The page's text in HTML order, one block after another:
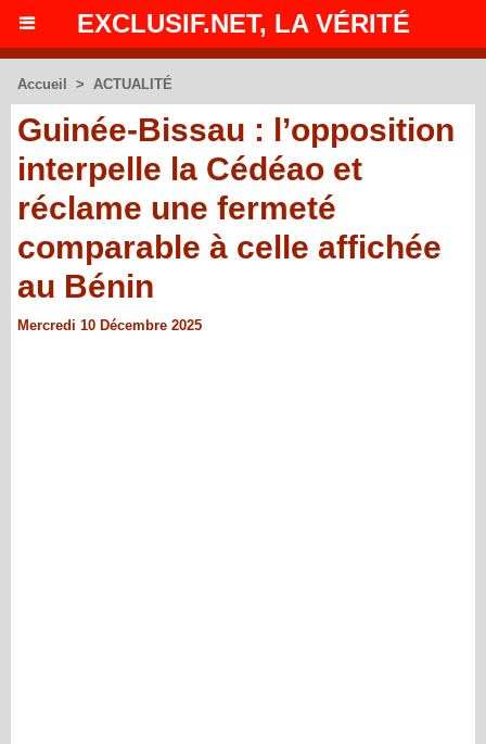
EXCLUSIF.NET, LA VÉRITÉ
Accueil > ACTUALITÉ
Guinée-Bissau : l’opposition
interpelle la Cédéao et
réclame une fermeté
comparable à celle affichée
au Bénin
Mercredi 10 Décembre 2025